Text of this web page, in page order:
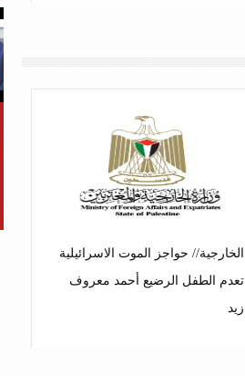
الخارجية// حواجز الموت الاسرائيلية
تعدم الطفل الرضيع أحمد معروف
زيد